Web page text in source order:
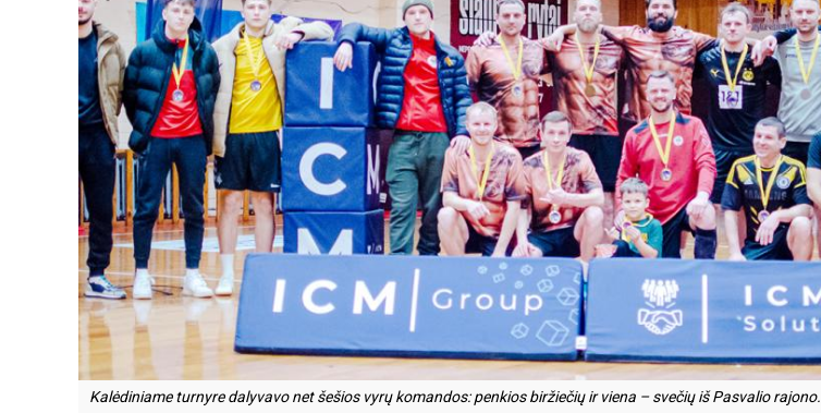
Kalėdiniame turnyre dalyvavo net šešios vyrų komandos: penkios biržiečių ir viena – svečių iš Pasvalio rajono.